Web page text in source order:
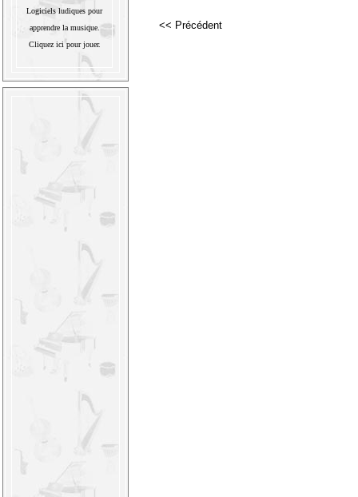
Logiciels ludiques pour
apprendre la musique.
Cliquez ici pour jouer.
<< Précédent